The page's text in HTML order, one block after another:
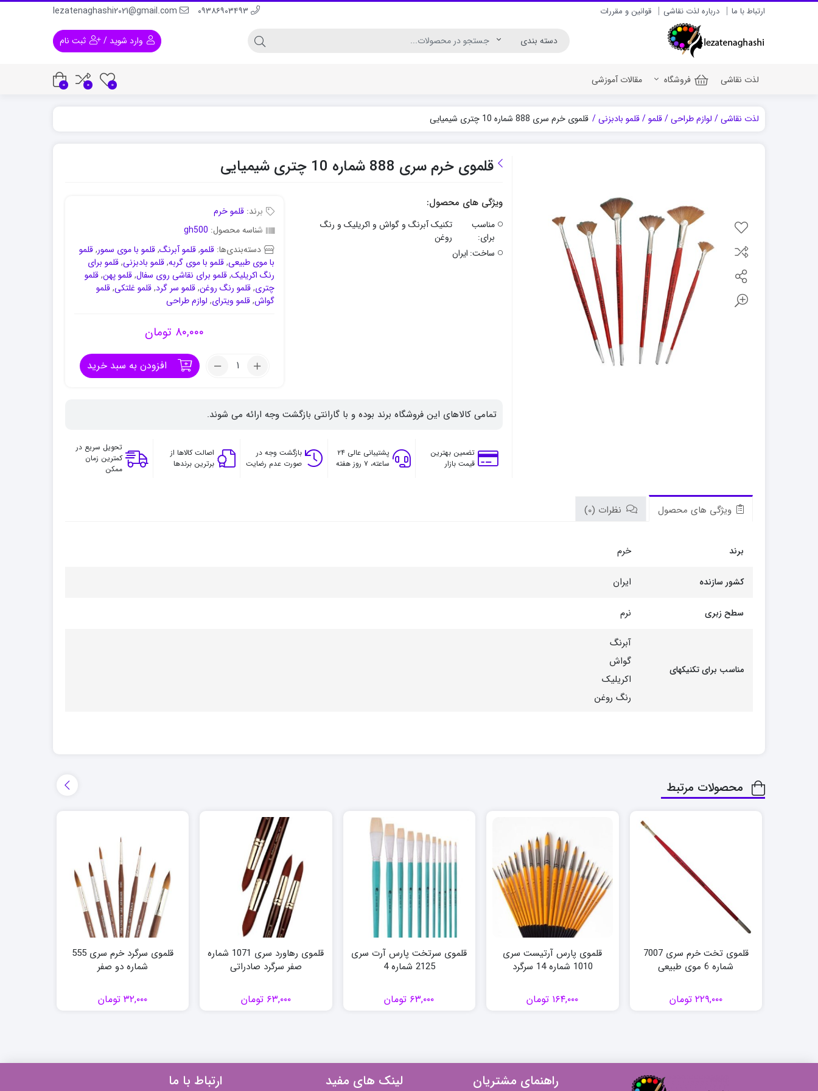
ارتباط با ما درباره لذت نقاشی قوانین و مقررات
وارد شوید / ثبت نام
لذت نقاشی فروشگاه
رنگ اکریلیک برای سفال رنگ اکریلیک برای چوب
مقالات آموزشی 0
0
0
لذت نقاشی لوازم طراحی قلمو قلمو بادبزنی قلموی خرم سری 888 شماره 10 چتری شیمیایی
قلموی خرم سری 888 شماره 10 چتری شیمیایی
ویژگی های محصول:
مناسب
برای:
تکنیک آبرنگ و گواش و اکریلیک و رنگ
روغن
ساخت: ایران
برند: قلمو خرم
شناسه محصول: gh500
دسته‌بندی‌ها: قلمو,قلمو آبرنگ,قلمو با موی سمور,قلمو
با موی طبیعی,قلمو با موی گربه,قلمو بادبزنی,قلمو برای
رنگ اکریلیک,قلمو برای نقاشی روی سفال,قلمو پهن,قلمو
چتری,قلمو رنگ روغن,قلمو سر گرد,قلمو غلتکی,قلمو
گواش,قلمو ویترای, لوازم طراحی
۸۰,۰۰۰ تومان
تعداد:
888
10
چتری
افزودن به سبد خرید
تمامی کالاهای این فروشگاه برند بوده و با گارانتی بازگشت وجه ارائه می شوند.
تضمین بهترین
قیمت بازار
پشتیبانی عالی ۲۴
ساعته، ۷ روز هفته
بازگشت وجه در
صورت عدم رضایت
اصالت کالاها از
برترین برندها
تحویل سریع در
کمترین زمان
ممکن
ویژگی های محصول نظرات (0)
برند خرم
کشور سازنده ایران
سطح زبری نرم
مناسب برای تکنیکهای
آبرنگ
گواش
اکریلیک
رنگ روغن
محصولات مرتبط
قلموی تخت خرم سری 7007
شماره 6 موی طبیعی
۲۲۹,۰۰۰ تومان
قلموی پارس آرتیست سری
1010 شماره 14 سرگرد
۱۶۴,۰۰۰ تومان
قلموی سرتخت پارس آرت سری
2125 شماره 4
۶۳,۰۰۰ تومان
قلموی رهاورد سری 1071 شماره
صفر سرگرد صادراتی
۶۳,۰۰۰ تومان
قلموی سرگرد خرم سری 555
شماره دو صفر
۳۲,۰۰۰ تومان
راهنمای مشتریان لینک های مفید ارتباط با ما